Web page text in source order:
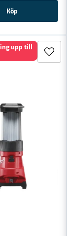
Köp
upp till